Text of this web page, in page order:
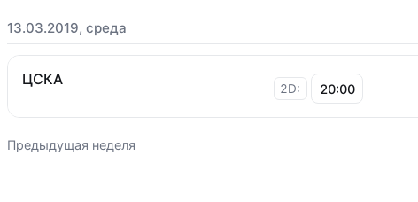
13.03.2019, среда
ЦСКА
2D: 20:00
Предыдущая неделя